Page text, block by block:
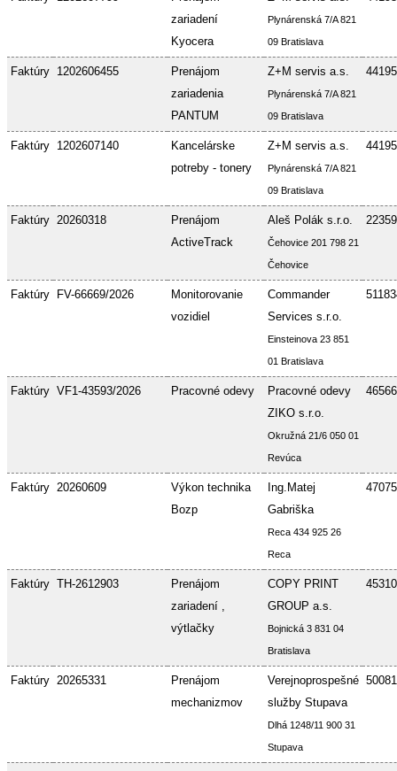
zariadení
Kyocera
Plynárenská 7/A 821
09 Bratislava
Faktúry 1202606455
Prenájom
zariadenia
PANTUM
Z+M servis a.s.
Plynárenská 7/A 821
09 Bratislava
Faktúry 1202607140
Kancelárske
potreby - tonery
Z+M servis a.s.
Plynárenská 7/A 821
09 Bratislava
Faktúry 20260318
Prenájom
ActiveTrack
Aleš Polák s.r.o.
Čehovice 201 798 21
Čehovice
Faktúry FV-66669/2026
Monitorovanie
vozidiel
Commander
Services s.r.o.
Einsteinova 23 851
01 Bratislava
Faktúry VF1-43593/2026 Pracovné odevy
Pracovné odevy
ZIKO s.r.o.
Okružná 21/6 050 01
Revúca
Faktúry 20260609
Výkon technika
Bozp
Ing.Matej
Gabriška
Reca 434 925 26
Reca
Faktúry TH-2612903
Prenájom
zariadení ,
výtlačky
COPY PRINT
GROUP a.s.
Bojnická 3 831 04
Bratislava
Faktúry 20265331
Prenájom
mechanizmov
Verejnoprospešné
služby Stupava
Dlhá 1248/11 900 31
Stupava